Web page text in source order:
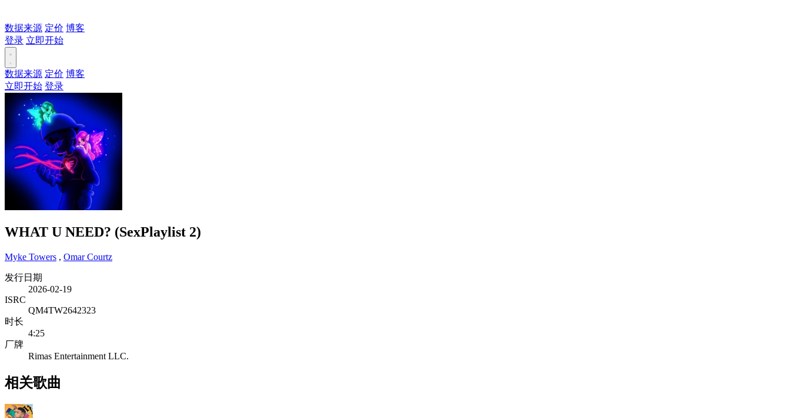
数据来源 定价 博客
登录 立即开始
数据来源 定价 博客
立即开始 登录
WHAT U NEED? (SexPlaylist 2)
Myke Towers , Omar Courtz
发行日期
2026-02-19
ISRC
QM4TW2642323
时长
4:25
厂牌
Rimas Entertainment LLC.
相关歌曲